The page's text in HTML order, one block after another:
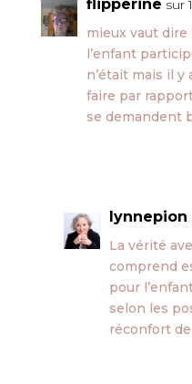
flipperine sur
mieux vaut dire
l’enfant
n’était mais il y
faire par
se demandent
lynnepion
La vérité
comprend
pour
selon les
réconfort